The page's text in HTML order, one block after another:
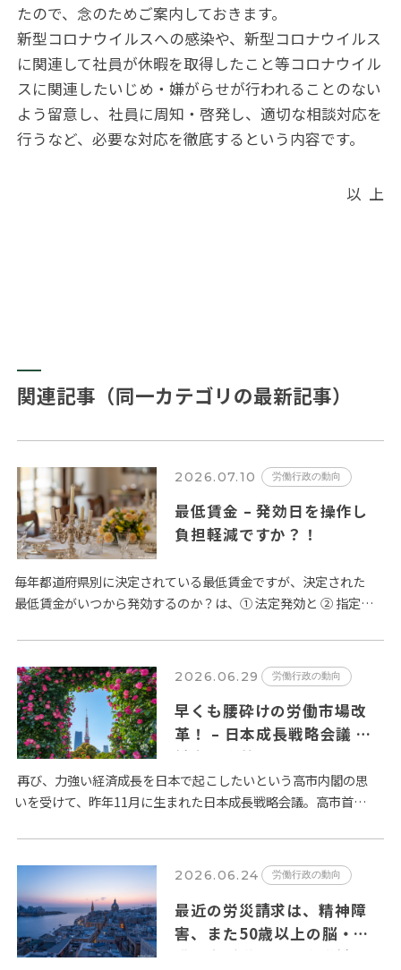
たので、念のためご案内しておきます。
新型コロナウイルスへの感染や、新型コロナウイルス
に関連して社員が休暇を取得したこと等コロナウイル
スに関連したいじめ・嫌がらせが行われることのない
よう留意し、社員に周知・啓発し、適切な相談対応を
行うなど、必要な対応を徹底するという内容です。
以 上
関連記事（同一カテゴリの最新記事）
2026.07.10 労働行政の動向
最低賃金 – 発効日を操作し
負担軽減ですか？！
毎年都道府県別に決定されている最低賃金ですが、決定された
最低賃金がいつから発効するのか？は、① 法定発効と ② 指定日
「公…
2026.06.29 労働行政の動向
早くも腰砕けの労働市場改
革！ – 日本成長戦略会議 労
働市場改革分科会とりまとめ
が６月２日に公表
再び、力強い経済成長を日本で起こしたいという高市内閣の思
いを受けて、昨年11月に生まれた日本成長戦略会議。高市首相
の改革が…
2026.06.24 労働行政の動向
最近の労災請求は、精神障
害、また50歳以上の脳・心
臓疾患が増加 – 厚生労働省